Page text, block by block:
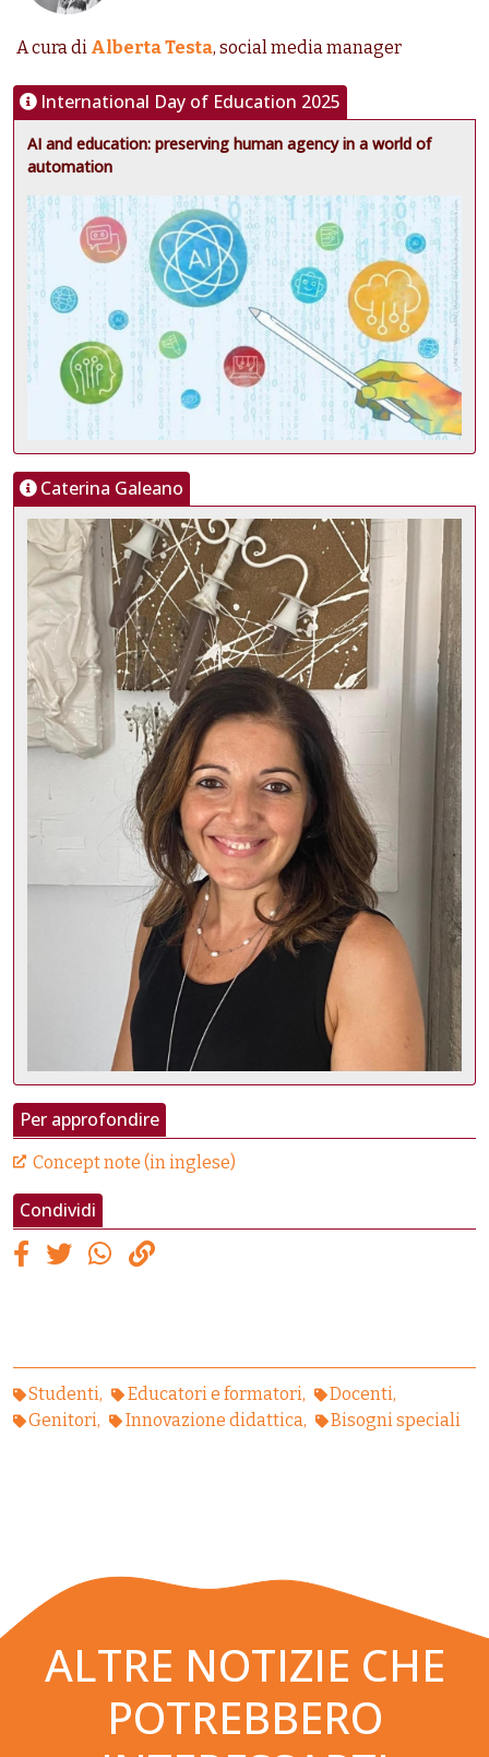
A cura di Alberta Testa, social media manager
International Day of Education 2025
AI and education: preserving human agency in a world of
automation
Caterina Galeano
Per approfondire
Concept note (in inglese)
Condividi
Studenti Educatori e formatori
Docenti
Genitori
Innovazione didattica Bisogni speciali
ALTRE NOTIZIE CHE
POTREBBERO